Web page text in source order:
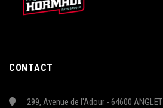
CONTACT
299, Avenue de l'Adour - 64600 ANGLET